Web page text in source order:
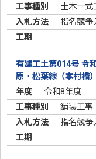
土木一式
指名競争
有建工土第014号 令
原・松葉線（本村橋
令和8年度
舗装工事
指名競争